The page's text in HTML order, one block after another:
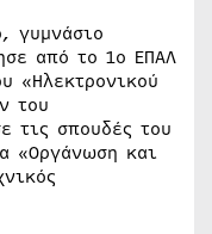
γυμνάσιο
από το 1ο ΕΠΑΛ
«Ηλεκτρονικού
του
τις σπουδές του
«Οργάνωση και